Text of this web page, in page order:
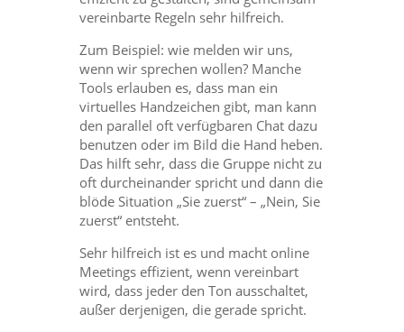
vereinbarte Regeln sehr hilfreich.
Zum Beispiel: wie melden wir uns,
wenn wir sprechen wollen? Manche
Tools erlauben es, dass man ein
virtuelles Handzeichen gibt, man kann
den parallel oft verfügbaren Chat dazu
benutzen oder im Bild die Hand heben.
Das hilft sehr, dass die Gruppe nicht zu
oft durcheinander spricht und dann die
blöde Situation „Sie zuerst“ – „Nein, Sie
zuerst“ entsteht.
Sehr hilfreich ist es und macht online
Meetings effizient, wenn vereinbart
wird, dass jeder den Ton ausschaltet,
außer derjenigen, die gerade spricht.